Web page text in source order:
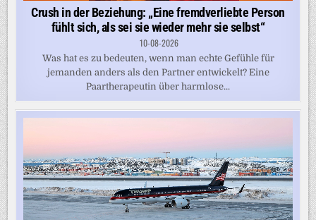
Crush in der Beziehung: „Eine fremdverliebte Person
fühlt sich, als sei sie wieder mehr sie selbst“
10-08-2026
Was hat es zu bedeuten, wenn man echte Gefühle für
jemanden anders als den Partner entwickelt? Eine
Paartherapeutin über harmlose...